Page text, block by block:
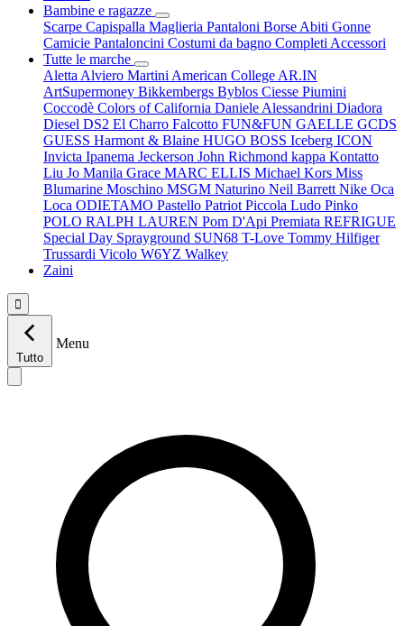
Bambine e ragazze
Scarpe Capispalla Maglieria Pantaloni Borse Abiti Gonne
Camicie Pantaloncini Costumi da bagno Completi Accessori
Tutte le marche
Aletta Alviero Martini American College AR.IN
ArtSupermoney Bikkembergs Byblos Ciesse Piumini
Coccodè Colors of California Daniele Alessandrini Diadora
Diesel DS2 El Charro Falcotto FUN&FUN GAELLE GCDS
GUESS Harmont & Blaine HUGO BOSS Iceberg ICON
Invicta Ipanema Jeckerson John Richmond kappa Kontatto
Liu Jo Manila Grace MARC ELLIS Michael Kors Miss
Blumarine Moschino MSGM Naturino Neil Barrett Nike Oca
Loca ODIETAMO Pastello Patriot Piccola Ludo Pinko
POLO RALPH LAUREN Pom D'Api Premiata REFRIGUE
Special Day Sprayground SUN68 T-Love Tommy Hilfiger
Trussardi Vicolo W6YZ Walkey
Zaini

Tutto
Menu